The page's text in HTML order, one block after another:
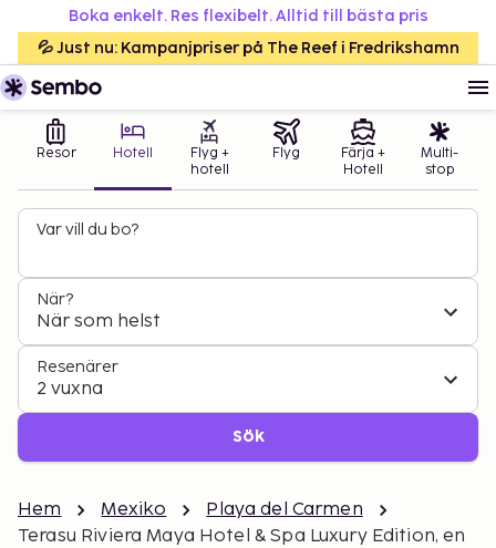
Boka enkelt. Res flexibelt. Alltid till bästa pris
💦 Just nu: Kampanjpriser på The Reef i Fredrikshamn
Resor Hotell
Flyg +
hotell
Flyg
Färja +
Hotell
Multi-
stop
Var vill du bo?
När?
När som helst
Resenärer
2 vuxna
Sök
Hem Mexiko
Playa del Carmen
Terasu Riviera Maya Hotel & Spa Luxury Edition, en